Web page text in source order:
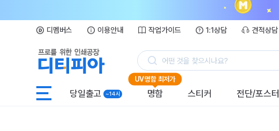
디멤버스 이용안내 작업가이드 1:1상담 견적상담
어떤 것을 찾으시나요?
당일출고 ~14시
UV명함 최저가
명함 스티커 전단/포스터